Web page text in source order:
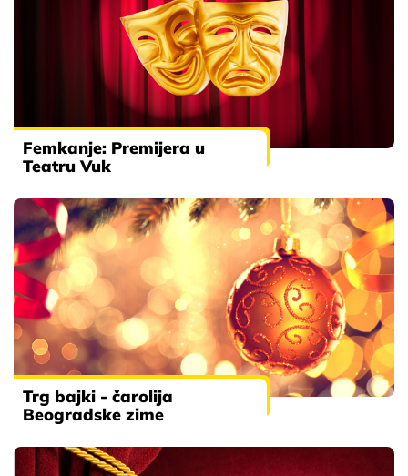
Femkanje: Premijera u
Teatru Vuk
Trg bajki - čarolija
Beogradske zime